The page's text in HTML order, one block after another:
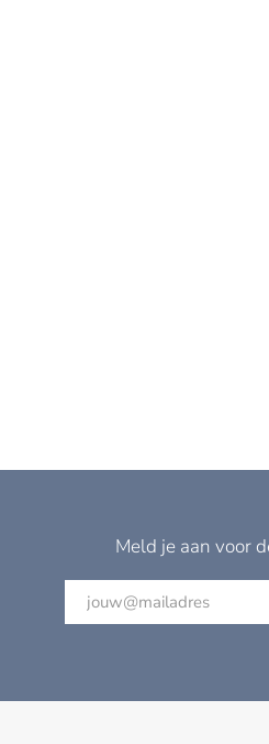
Meld je aan voor